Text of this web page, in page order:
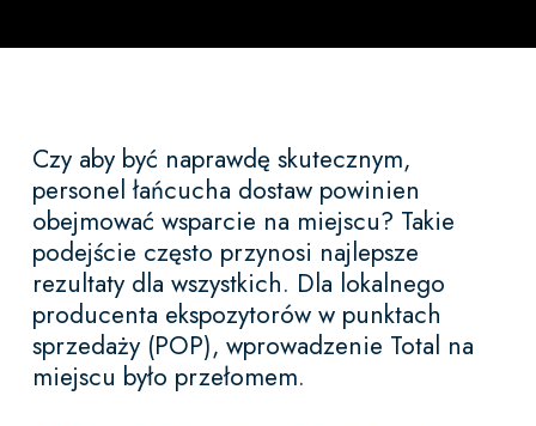
Czy aby być naprawdę skutecznym,
personel łańcucha dostaw powinien
obejmować wsparcie na miejscu? Takie
podejście często przynosi najlepsze
rezultaty dla wszystkich. Dla lokalnego
producenta ekspozytorów w punktach
sprzedaży (POP), wprowadzenie Total na
miejscu było przełomem.